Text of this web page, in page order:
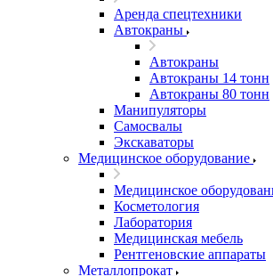
Аренда спецтехники
Автокраны
Автокраны
Автокраны 14 тонн
Автокраны 80 тонн
Манипуляторы
Самосвалы
Экскаваторы
Медицинское оборудование
Медицинское
Косметология
Лаборатория
Медицинская мебель
Рентгеновские аппараты
Металлопрокат